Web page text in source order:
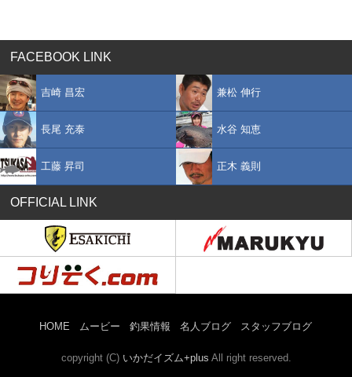
FACEBOOK LINK
吉崎 昌宏 兼松 伸行
長尾 充泰 水谷 知恵
工藤 昇司 正木 義則
OFFICIAL LINK
HOME ムービー 釣果情報 名人ブログ スタッフブログ
copyright (C) いかだイズム+plus All right reserved.